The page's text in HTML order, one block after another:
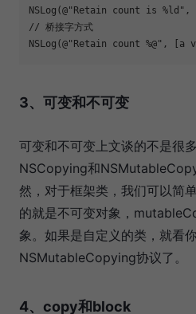
NSLog(@"Retain count is %ld",
// 桥接字方式
NSLog(@"Retain count %@", [a
3、可变和不可变
可变和不可变上文谈的不是很
NSCopying和
然，对于框架类，我们可以简
的就是不可变对象，
象。如果是自定义的类，就看
NSMutableCopying协议了。
4、copy和block